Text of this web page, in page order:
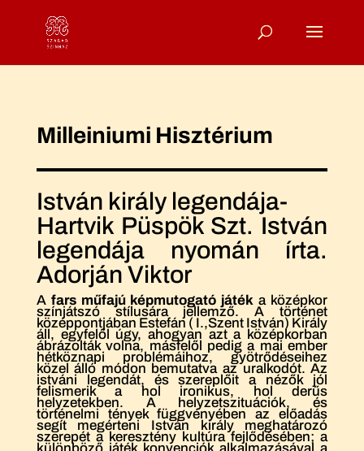
Milleiniumi Hisztérium
István király legendája-
Hartvik Püspök Szt. István
legendája nyomán írta.
Adorján Viktor
Afars műfajú képmutogató játék a középkor
színjátszó stílusára jellemző. A történet
középpontjában Estefán ( I.,Szent István) Király
áll, egyfelől úgy, ahogyan azt a középkorban
ábrázolták volna, másfelől pedig a mai ember
hétköznapi problémáihoz, gyötrődéseihez
közel álló módon bemutatva az uralkodót. Az
istváni legendát, és szereplőit a nézők jól
felismerik a hol ironikus, hol derűs
helyzetekben. A helyzetszituációk, és
történelmi tények függvényében az előadás
segít megérteni István király meghatározó
szerepét a keresztény kultúra fejlődésében; a